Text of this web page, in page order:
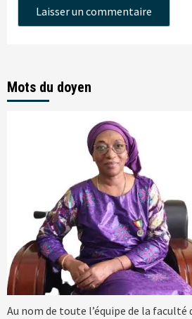
Mots du doyen
Au nom de toute l’équipe de la faculté